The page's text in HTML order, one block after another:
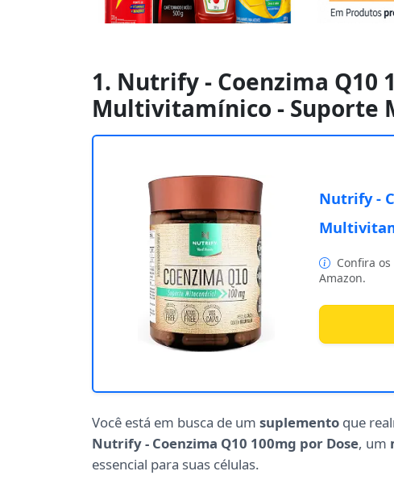
1. Nutrify - Coenzima Q10
Multivitamínico - Suporte
Nutrify -
Confira
Amazon.
Você está em busca de um suplemento que
Nutrify - Coenzima Q10 100mg por Dose, um
essencial para suas células.